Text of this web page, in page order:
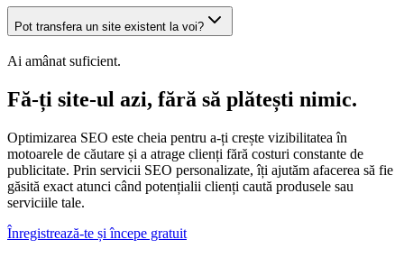
Pot transfera un site existent la voi?
Ai amânat suficient.
Fă-ți site-ul azi, fără să plătești nimic.
Optimizarea SEO este cheia pentru a-ți crește vizibilitatea în
motoarele de căutare și a atrage clienți fără costuri constante de
publicitate. Prin servicii SEO personalizate, îți ajutăm afacerea să fie
găsită exact atunci când potențialii clienți caută produsele sau
serviciile tale.
Înregistrează-te și începe gratuit